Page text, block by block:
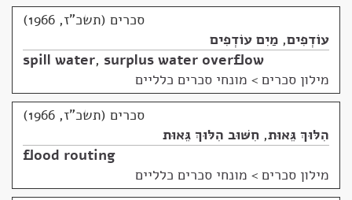
סכרים (תשכ"ז, 1966)
עוֹדְפִים, מַיִם עוֹדְפִים
spill water, surplus water overflow
מילון סכרים > מונחי סכרים כלליים
סכרים (תשכ"ז, 1966)
הִלּוּךְ גֵּאוּת, חִשּׁוּב הִלּוּךְ גֵּאוּת
flood routing
מילון סכרים > מונחי סכרים כלליים